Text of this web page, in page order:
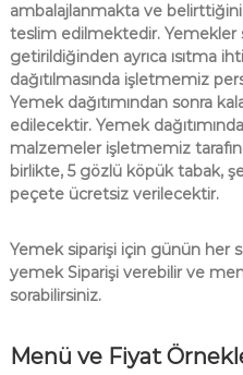
ambalajlanmakta ve
teslim edilmektedir. Yemekler
getirildiğinden ayrıca ısıtma
dağıtılmasında işletmemiz
Yemek dağıtımından sonra
edilecektir. Yemek
malzemeler işletmemiz
birlikte, 5 gözlü köpük tabak,
peçete ücretsiz verilecektir.
Yemek siparişi için günün her
yemek Siparişi verebilir ve
sorabilirsiniz.
Menü ve Fiyat